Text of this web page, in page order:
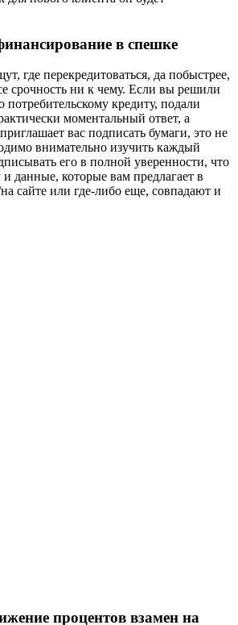
в спешке
где перекредитоваться, да побыстрее,
срочность ни к чему. Если вы решили
потребительскому кредиту, подали
моментальный ответ, а
вас подписать бумаги, это не
внимательно изучить каждый
его в полной уверенности, что
данные, которые вам предлагает в
сайте или где-либо еще, совпадают и
процентов взамен на